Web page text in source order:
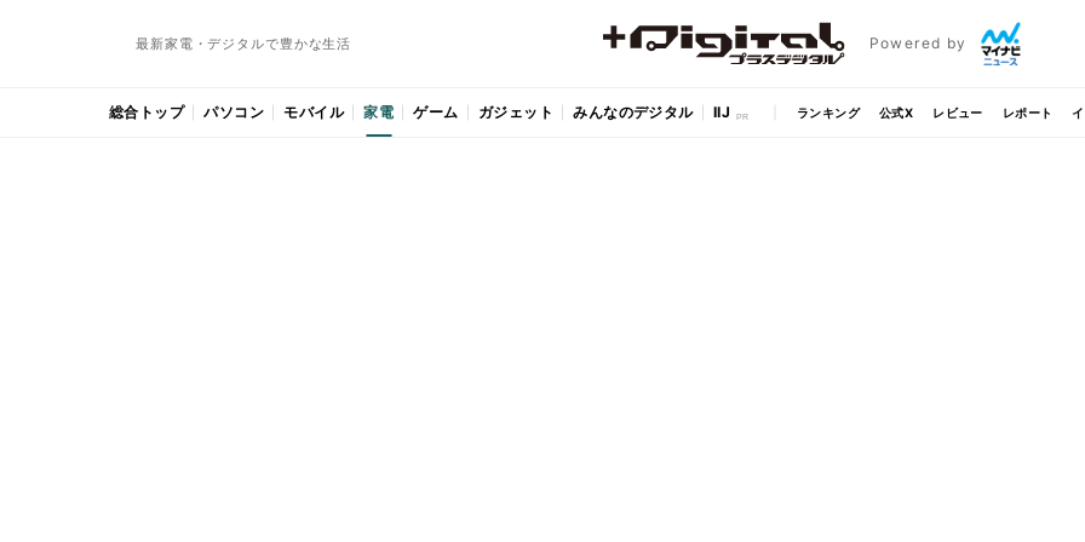
最新家電・デジタルで豊かな生活 Powered by
総合トップ パソコン モバイル 家電 ゲーム ガジェット みんなのデジタル IIJ ランキング 公式X レビュー レポート